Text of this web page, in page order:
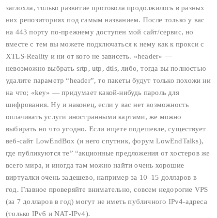
заглохла, только развитие протокола продолжилось в разных
них репозиториях под самым названием. После только у вас
на 443 порту по‑прежнему доступен мой сайт/сервис, но
вместе с тем вы можете подключаться к нему как к прокси с
XTLS‑Reality и ни от кого не зависеть. «header» —
невозможно выбрать srtp, utp, dtls, либо, тогда вы полностью
удалите параметр “header”, то пакеты будут только похожи ни
на что; «key» — придумает какой‑нибудь пароль для
шифрования. Ну и наконец, если у вас нет возможность
оплачивать услуги иностранными картами, же можно
выбирать но что угодно. Если ищете подешевле, существует
веб‑сайт LowEndBox (и него спутник, форум LowEndTalks),
где публикуются те” “акционные предложения от хостеров же
всего мира, и иногда там можно найти очень хорошие
виртуалки очень задешево, например за 10–15 долларов в
год. Главное проверяйте внимательно, совсем недорогие VPS
(за 7 долларов в год) могут не иметь публичного IPv4-адреса
(только IPv6 и NAT‑IPv4).